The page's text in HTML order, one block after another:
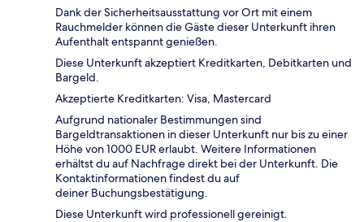
Dank der Sicherheitsausstattung vor Ort mit einem
Rauchmelder können die Gäste dieser Unterkunft ihren
Aufenthalt entspannt genießen.
Diese Unterkunft akzeptiert Kreditkarten, Debitkarten und
Bargeld.
Akzeptierte Kreditkarten: Visa, Mastercard
Aufgrund nationaler Bestimmungen sind
Bargeldtransaktionen in dieser Unterkunft nur bis zu einer
Höhe von 1000 EUR erlaubt. Weitere Informationen
erhältst du auf Nachfrage direkt bei der Unterkunft. Die
Kontaktinformationen findest du auf
deiner Buchungsbestätigung.
Diese Unterkunft wird professionell gereinigt.